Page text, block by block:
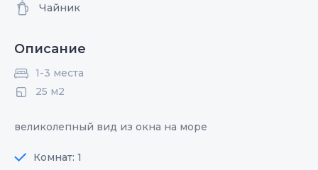
Чайник
Описание
1-3 места
25 м2
великолепный вид из окна на море
Комнат: 1